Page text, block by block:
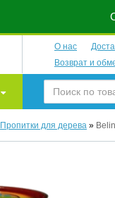
О нас
Возврат и
Пропитки для дерева »